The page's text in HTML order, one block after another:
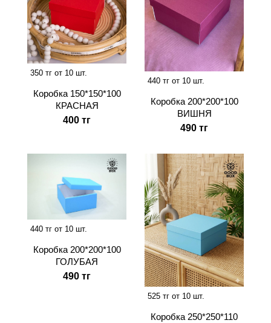
350 тг от 10 шт.
Коробка 150*150*100
КРАСНАЯ
400 тг
440 тг от 10 шт.
Коробка 200*200*100
ВИШНЯ
490 тг
440 тг от 10 шт.
Коробка 200*200*100
ГОЛУБАЯ
490 тг
525 тг от 10 шт.
Коробка 250*250*110